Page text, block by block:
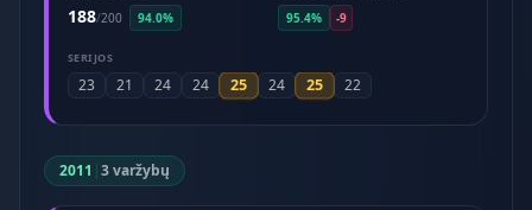
188/200 94.0%
95.4%
-9
SERIJOS
23 21 24 24 25 24 25 22
2011 |3 varžybų